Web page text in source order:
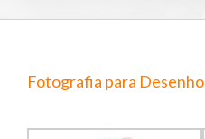
Fotografia para Desenho